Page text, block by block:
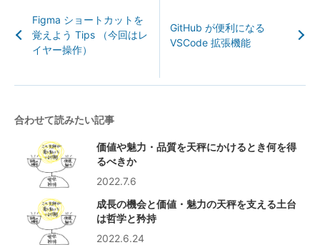
Figma ショートカットを
覚えよう Tips （今回はレ
イヤー操作）
GitHub が便利になる
VSCode 拡張機能
合わせて読みたい記事
価値や魅力・品質を天秤にかけるとき何を得
るべきか
2022.7.6
成長の機会と価値・魅力の天秤を支える土台
は哲学と矜持
2022.6.24